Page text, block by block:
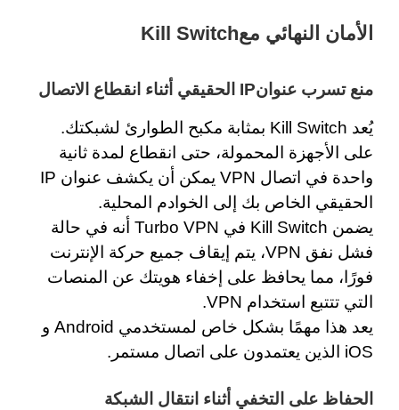
الأمان النهائي معKill Switch
منع تسرب عنوانIP الحقيقي أثناء انقطاع الاتصال
يُعد Kill Switch بمثابة مكبح الطوارئ لشبكتك.
على الأجهزة المحمولة، حتى انقطاع لمدة ثانية
واحدة في اتصال VPN يمكن أن يكشف عنوان IP
الحقيقي الخاص بك إلى الخوادم المحلية.
يضمن Kill Switch في Turbo VPN أنه في حالة
فشل نفق VPN، يتم إيقاف جميع حركة الإنترنت
فورًا، مما يحافظ على إخفاء هويتك عن المنصات
التي تتتبع استخدام VPN.
يعد هذا مهمًا بشكل خاص لمستخدمي Android و
iOS الذين يعتمدون على اتصال مستمر.
الحفاظ على التخفي أثناء انتقال الشبكة